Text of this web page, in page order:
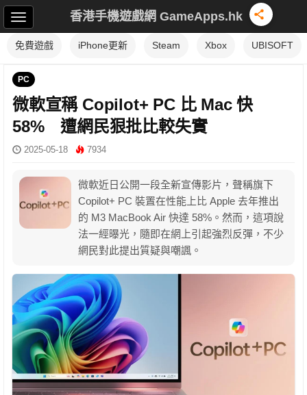
香港手機遊戲網 GameApps.hk
免費遊戲 iPhone更新 Steam Xbox UBISOFT
PC
微軟宣稱 Copilot+ PC 比 Mac 快
58% 遭網民狠批比較失實
2025-05-18 7934
微軟近日公開一段全新宣傳影片，聲稱旗下
Copilot+ PC 裝置在性能上比 Apple 去年推出
的 M3 MacBook Air 快達 58%。然而，這項說
法一經曝光，隨即在網上引起強烈反彈，不少
網民對此提出質疑與嘲諷。